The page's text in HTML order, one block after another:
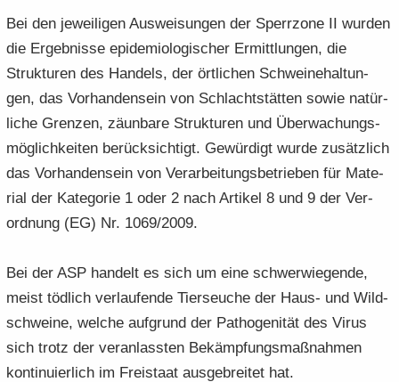
Bei den je­wei­li­gen Aus­wei­sun­gen der Sperr­zo­ne II wur­den
die Er­geb­nis­se epi­de­mio­lo­gi­scher Er­mitt­lun­gen, die
Struk­tu­ren des Han­dels, der ört­li­chen Schwei­ne­hal­tun­
gen, das Vor­han­den­sein von Schlacht­stät­ten sowie na­tür­
li­che Gren­zen, zäun­ba­re Struk­tu­ren und Über­wa­chungs­
mög­lich­kei­ten be­rück­sich­tigt. Ge­wür­digt wurde zu­sätz­lich
das Vor­han­den­sein von Ver­ar­bei­tungs­be­trie­ben für Ma­te­
ri­al der Ka­te­go­rie 1 oder 2 nach Ar­ti­kel 8 und 9 der Ver­
ord­nung (EG) Nr. 1069/2009.
Bei der ASP han­delt es sich um eine schwer­wie­gen­de,
meist töd­lich ver­lau­fen­de Tier­seu­che der Haus- und Wild­
schwei­ne, wel­che auf­grund der Pa­tho­ge­ni­tät des Virus
sich trotz der ver­an­lass­ten Be­kämp­fungs­maß­nah­men
kon­ti­nu­ier­lich im Frei­staat aus­ge­brei­tet hat.